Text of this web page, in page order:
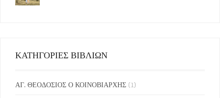
ΚΑΤΗΓΟΡΙΕΣ ΒΙΒΛΙΩΝ
ΑΓ. ΘΕΟΔΟΣΙΟΣ Ο ΚΟΙΝΟΒΙΑΡΧΗΣ (1)